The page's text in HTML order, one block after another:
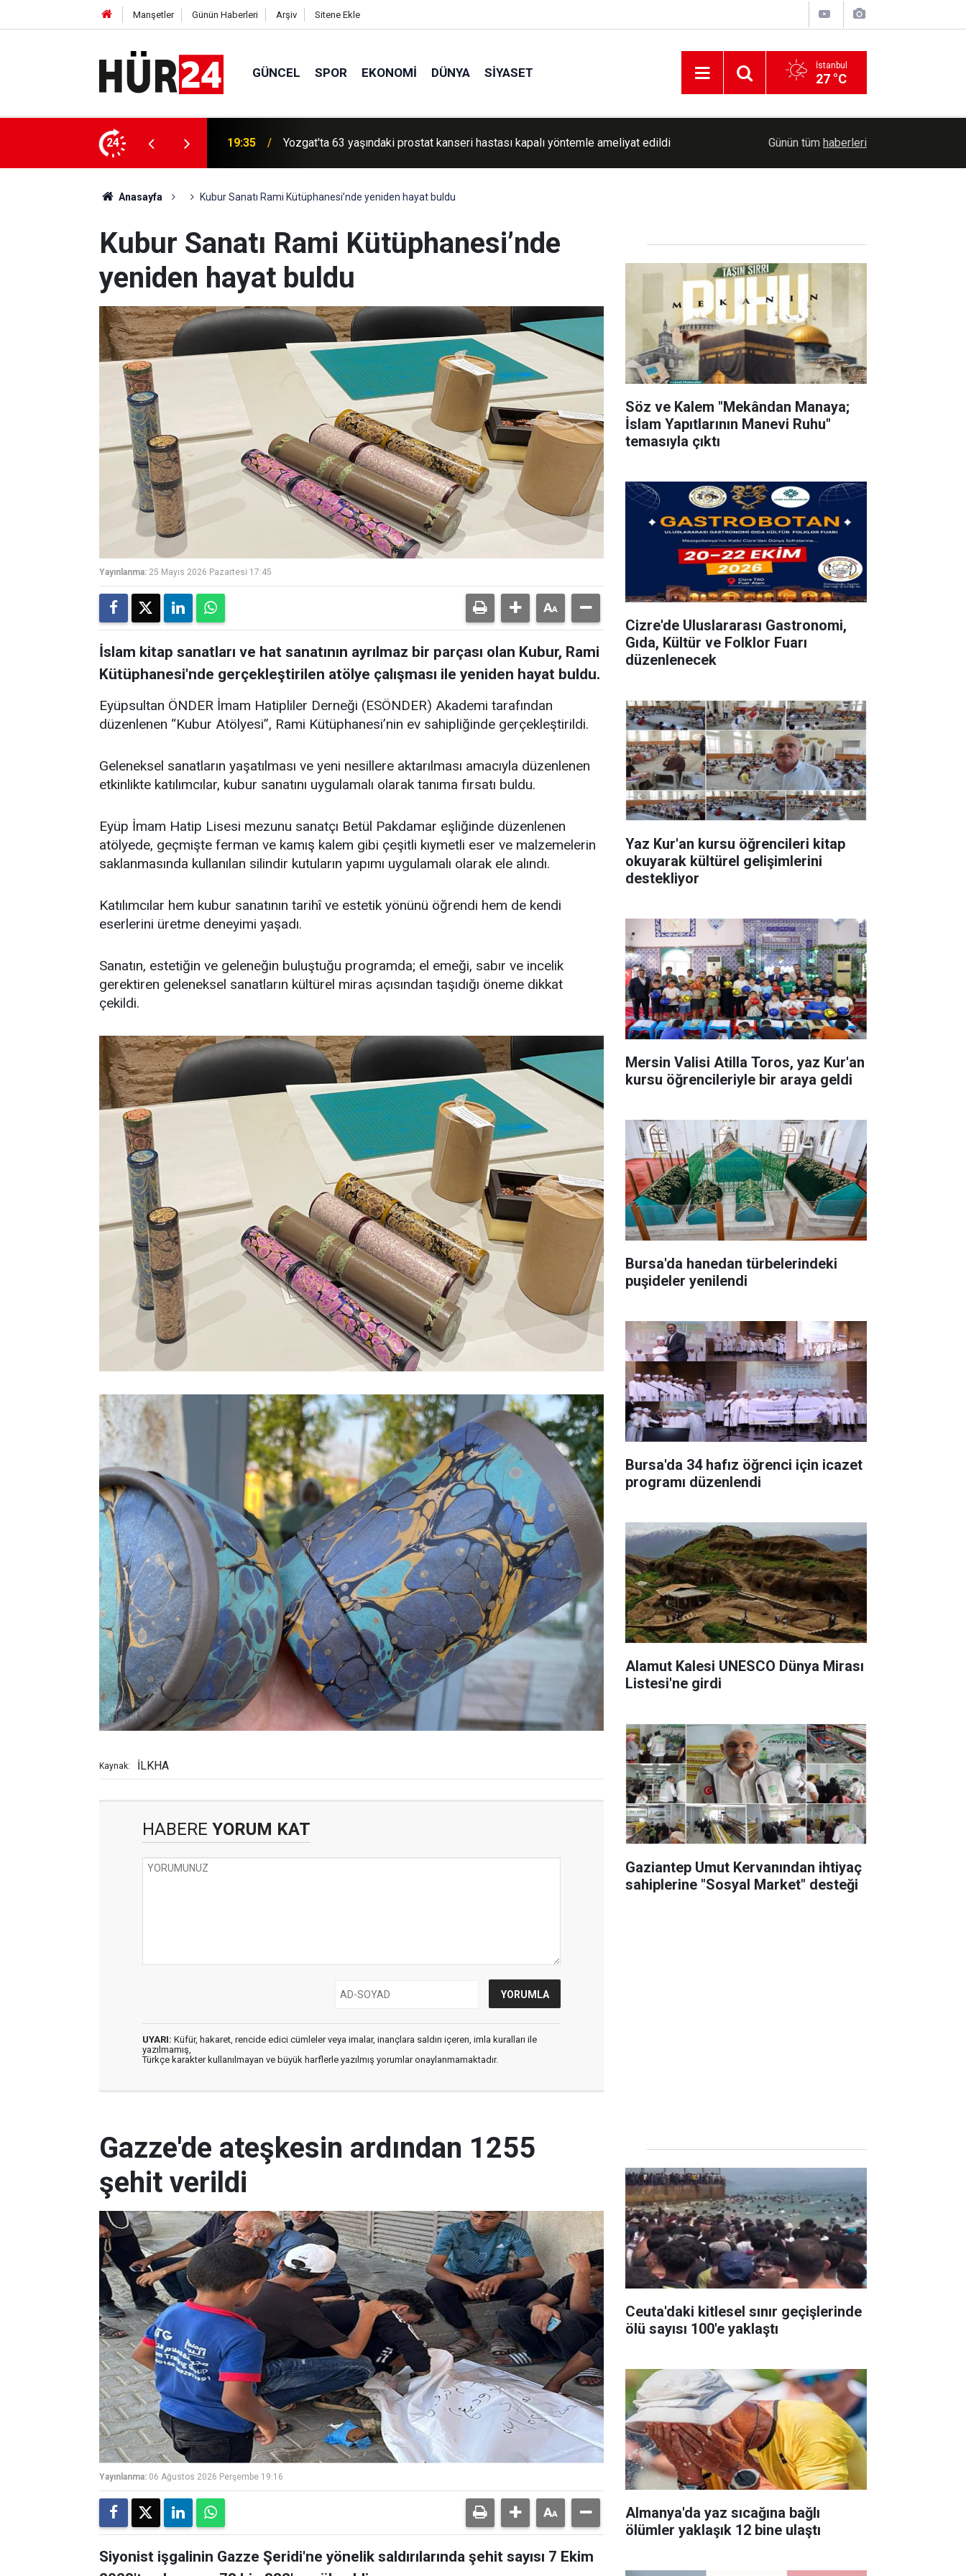
Manşetler Günün Haberleri Arşiv Sitene Ekle
GÜNCEL SPOR EKONOMI DÜNYA SIYASET İstanbul
27 °C
24
hastası kapalı yöntemle ameliyat edildi 19:16 Gazze'de ateşkesin ardından 1255 şehit verildi Mersin'de okullar yeni eğitim öğretim yılına
Günün tüm haberleri
Anasayfa Kubur Sanatı Rami Kütüphanesi’nde yeniden hayat buldu
Kubur Sanatı Rami Kütüphanesi’nde
yeniden hayat buldu
Yayınlanma: 25 Mayıs 2026 Pazartesi 17:45
İslam kitap sanatları ve hat sanatının ayrılmaz bir parçası olan Kubur, Rami
Kütüphanesi'nde gerçekleştirilen atölye çalışması ile yeniden hayat buldu.
Eyüpsultan ÖNDER İmam Hatipliler Derneği (ESÖNDER) Akademi tarafından
düzenlenen “Kubur Atölyesi”, Rami Kütüphanesi’nin ev sahipliğinde gerçekleştirildi.
Geleneksel sanatların yaşatılması ve yeni nesillere aktarılması amacıyla düzenlenen
etkinlikte katılımcılar, kubur sanatını uygulamalı olarak tanıma fırsatı buldu.
Eyüp İmam Hatip Lisesi mezunu sanatçı Betül Pakdamar eşliğinde düzenlenen
atölyede, geçmişte ferman ve kamış kalem gibi çeşitli kıymetli eser ve malzemelerin
saklanmasında kullanılan silindir kutuların yapımı uygulamalı olarak ele alındı.
Katılımcılar hem kubur sanatının tarihî ve estetik yönünü öğrendi hem de kendi
eserlerini üretme deneyimi yaşadı.
Sanatın, estetiğin ve geleneğin buluştuğu programda; el emeği, sabır ve incelik
gerektiren geleneksel sanatların kültürel miras açısından taşıdığı öneme dikkat
çekildi.
Kaynak: İLKHA
HABERE YORUM KAT
UYARI: Küfür, hakaret, rencide edici cümleler veya imalar, inançlara saldırı içeren, imla kuralları ile
yazılmamış,
Türkçe karakter kullanılmayan ve büyük harflerle yazılmış yorumlar onaylanmamaktadır.
Söz ve Kalem "Mekândan Manaya;
İslam Yapıtlarının Manevi Ruhu"
temasıyla çıktı
Cizre'de Uluslararası Gastronomi,
Gıda, Kültür ve Folklor Fuarı
düzenlenecek
Yaz Kur'an kursu öğrencileri kitap
okuyarak kültürel gelişimlerini
destekliyor
Mersin Valisi Atilla Toros, yaz Kur'an
kursu öğrencileriyle bir araya geldi
Bursa'da hanedan türbelerindeki
puşideler yenilendi
Bursa'da 34 hafız öğrenci için icazet
programı düzenlendi
Alamut Kalesi UNESCO Dünya Mirası
Listesi'ne girdi
Gaziantep Umut Kervanından ihtiyaç
sahiplerine "Sosyal Market" desteği
Gazze'de ateşkesin ardından 1255
şehit verildi
Yayınlanma: 06 Ağustos 2026 Perşembe 19:16
Siyonist işgalinin Gazze Şeridi'ne yönelik saldırılarında şehit sayısı 7 Ekim
Ceuta'daki kitlesel sınır geçişlerinde
ölü sayısı 100'e yaklaştı
Almanya'da yaz sıcağına bağlı
ölümler yaklaşık 12 bine ulaştı